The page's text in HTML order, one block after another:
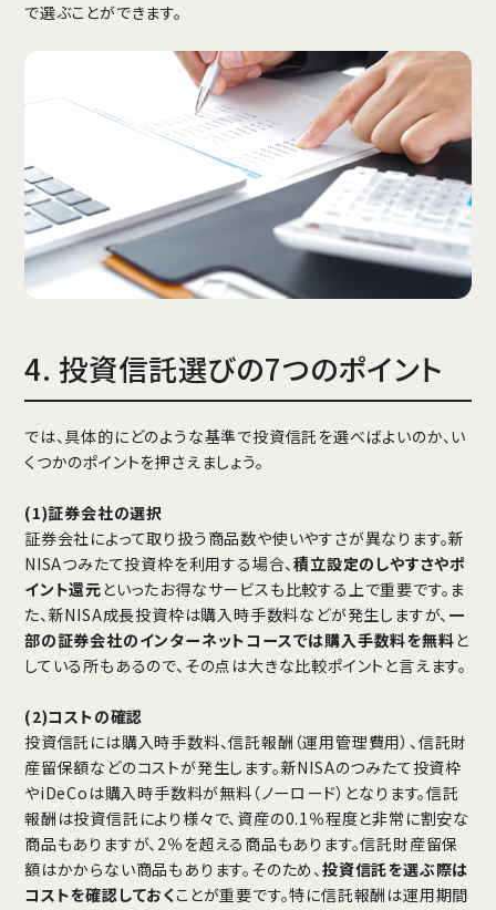
で選ぶことができます。
4. 投資信託選びの7つのポイント
では、具体的にどのような基準で投資信託を選べばよいのか、い
くつかのポイントを押さえましょう。
(1)証券会社の選択
証券会社によって取り扱う商品数や使いやすさが異なります。新
NISAつみたて投資枠を利用する場合、積立設定のしやすさやポ
イント還元といったお得なサービスも比較する上で重要です。ま
た、新NISA成長投資枠は購入時手数料などが発生しますが、 一
部の証券会社のインターネットコースでは購入手数料を無料と
している所もあるので、その点は大きな比較ポイントと言えます。
(2)コストの確認
投資信託には購入時手数料、信託報酬（運用管理費用）、信託財
産留保額などのコストが発生します。新NISAのつみたて投資枠
やiDeCoは購入時手数料が無料（ノーロード）となります。信託
報酬は投資信託により様々で、資産の0.1％程度と非常に割安な
商品もありますが、2％を超える商品もあります。信託財産留保
額はかからない商品もあります。そのため、投資信託を選ぶ際は
コストを確認しておく ことが重要です。特に信託報酬は運用期間